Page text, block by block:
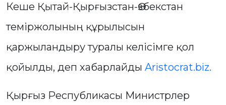
Кеше Қытай-Қырғызстан-Өзбекстан
теміржолының құрылысын
қаржыландыру туралы келісімге қол
қойылды, деп хабарлайды Aristocrat.biz.
Қырғыз Республикасы Министрлер